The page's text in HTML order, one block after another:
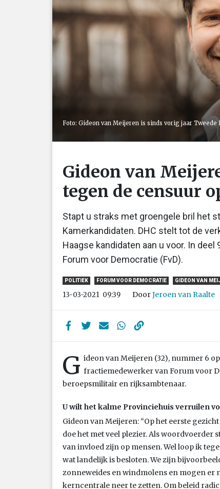
Foto: Gideon van Meijeren is sinds vorig jaar
Gideon van
tegen de censuur
Stapt u straks met groengele bril het
Kamerkandidaten. DHC stelt tot de
Haagse kandidaten aan u voor. In
Forum voor Democratie (FvD).
POLITIEK FORUM VOOR DEMOCRATIE GIDEON VAN
13-03-2021 09:39 DoorJeroen van Raalte
G ideon van Meijeren (32), nummer 6
fractiemedewerker van Forum voor
beroepsmilitair en rijksambtenaar.
U wilt het kalme Provinciehuis verruilen
Gideon van Meijeren: “Op het eerste
doe het met veel plezier. Als woordvoerder
van invloed zijn op mensen. Wel loop ik
wat landelijk is besloten. We zijn
zonneweides en windmolens en mogen er
kerncentrale neer te zetten. Om beleid